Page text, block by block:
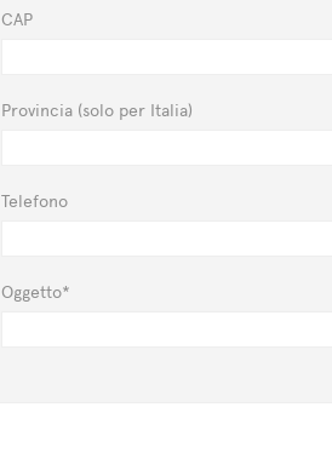
CAP
Provincia (solo per Italia)
Telefono
Oggetto*